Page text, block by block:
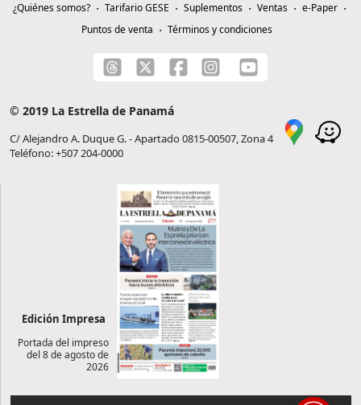
¿Quiénes somos? Tarifario GESE Suplementos Ventas
e-Paper
Puntos de venta
Términos y condiciones
© 2019 La Estrella de Panamá
C/ Alejandro A. Duque G. - Apartado 0815-00507, Zona 4
Teléfono: +507 204-0000
Edición Impresa
Portada del impreso
del 8 de agosto de
2026